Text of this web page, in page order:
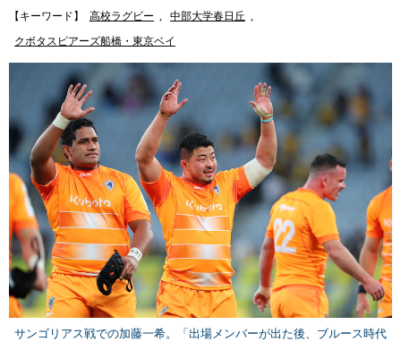
【キーワード】 高校ラグビー , 中部大学春日丘 ,
クボタスピアーズ船橋・東京ベイ
サンゴリアス戦での加藤一希。「出場メンバーが出た後、ブルース時代